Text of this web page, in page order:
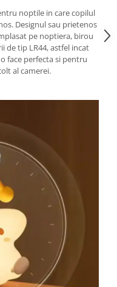
noptile in care copilul
Designul sau prietenos
pe noptiera, birou
de tip LR44, astfel incat
face perfecta si pentru
al camerei.